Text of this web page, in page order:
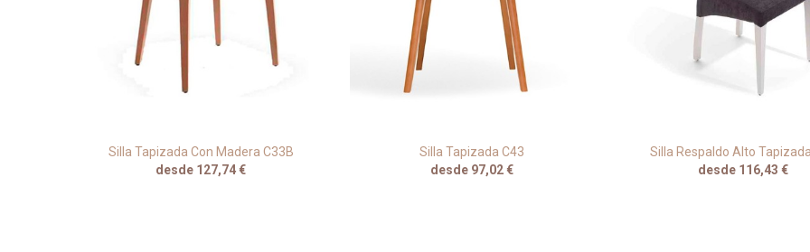
Silla Tapizada Con Madera C33B
desde 127,74 €
Silla Tapizada C43
desde 97,02 €
Silla Respaldo Alto
desde 116,43 €